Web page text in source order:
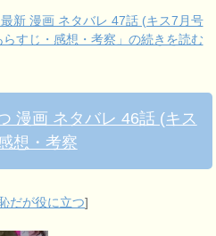
新 漫画 ネタバレ 47話 (キス7月号
らすじ・感想・考察」の続きを読む
漫画 ネタバレ 46話 (キス
想・考察
だが役に立つ]